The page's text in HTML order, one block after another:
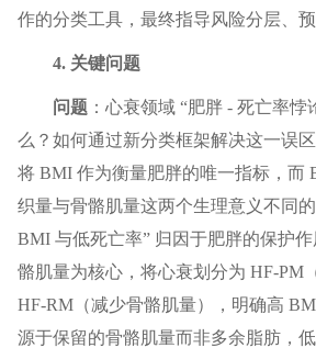
作的分类工具，最终指导风险分层、
4. 关键问题
问题：心衰领域 “肥胖 - 死亡率悖
么？如何通过新分类框架解决这一误区
将 BMI 作为衡量肥胖的唯一指标，而
织量与骨骼肌量这两个生理意义不同
BMI 与低死亡率” 归因于肥胖的保护
骼肌量为核心，将心衰划分为 HF-PM
HF-RM（减少骨骼肌量），明确高
源于保留的骨骼肌量而非多余脂肪，